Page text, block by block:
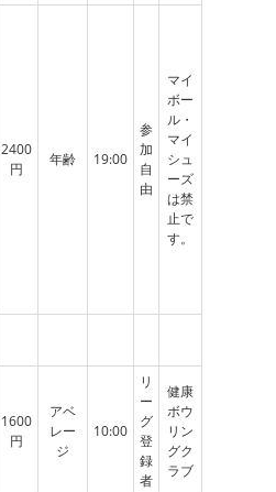
2400
円
年齢 19:00
参
加
自
由
マイ
ボー
ル・
マイ
シュ
ーズ
は禁
止で
す。
1600
円
アベ
レー
ジ
10:00
リ
ー
グ
登
録
者
健康
ボウ
リン
グク
ラブ